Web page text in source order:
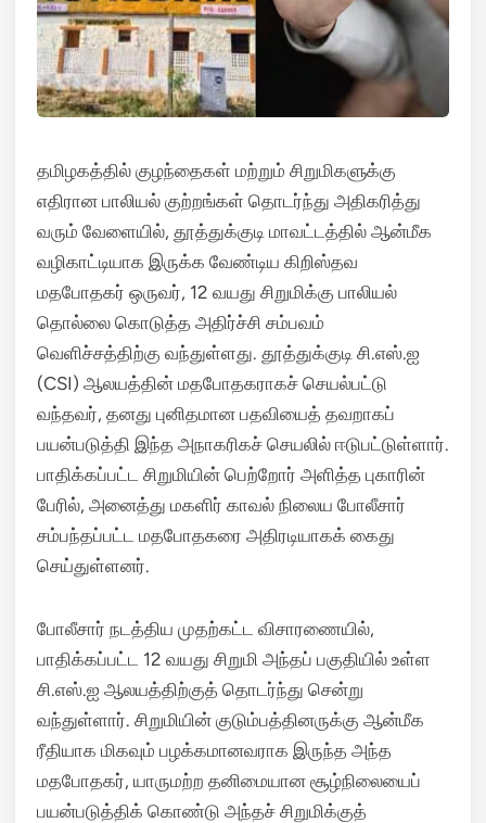
தமிழகத்தில் குழந்தைகள் மற்றும் சிறுமிகளுக்கு
எதிரான பாலியல் குற்றங்கள் தொடர்ந்து அதிகரித்து
வரும் வேளையில், தூத்துக்குடி மாவட்டத்தில் ஆன்மீக
வழிகாட்டியாக இருக்க வேண்டிய கிறிஸ்தவ
மதபோதகர் ஒருவர், 12 வயது சிறுமிக்கு பாலியல்
தொல்லை கொடுத்த அதிர்ச்சி சம்பவம்
வெளிச்சத்திற்கு வந்துள்ளது. தூத்துக்குடி சி.எஸ்.ஐ
(CSI) ஆலயத்தின் மதபோதகராகச் செயல்பட்டு
வந்தவர், தனது புனிதமான பதவியைத் தவறாகப்
பயன்படுத்தி இந்த அநாகரிகச் செயலில் ஈடுபட்டுள்ளார்.
பாதிக்கப்பட்ட சிறுமியின் பெற்றோர் அளித்த புகாரின்
பேரில், அனைத்து மகளிர் காவல் நிலைய போலீசார்
சம்பந்தப்பட்ட மதபோதகரை அதிரடியாகக் கைது
செய்துள்ளனர்.
போலீசார் நடத்திய முதற்கட்ட விசாரணையில்,
பாதிக்கப்பட்ட 12 வயது சிறுமி அந்தப் பகுதியில் உள்ள
சி.எஸ்.ஐ ஆலயத்திற்குத் தொடர்ந்து சென்று
வந்துள்ளார். சிறுமியின் குடும்பத்தினருக்கு ஆன்மீக
ரீதியாக மிகவும் பழக்கமானவராக இருந்த அந்த
மதபோதகர், யாருமற்ற தனிமையான சூழ்நிலையைப்
பயன்படுத்திக் கொண்டு அந்தச் சிறுமிக்குத்